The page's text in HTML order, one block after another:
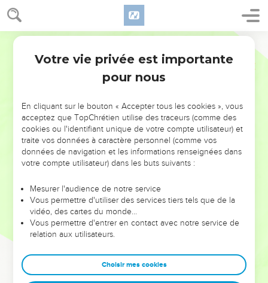
NE MANQUEZ PAS L’ÉVÉNEMENT
DE L’ANNÉE !
ET SI LEURS ERREURS POUVAIENT VOUS ÉVITER LES
VOTRES ?
leur foi ou leur vision. Mais on voit moins les doutes, les erreurs
et les saisons difficiles qu'ils ont traversés, alors même que ce
sont elles qui les ont façonnés.
Dans cette conférence, leaders, entrepreneurs, et responsables
clés pour avancer avec plus de sagesse afin que leurs erreurs
deviennent vos tremplins. Que vous guidiez un ministère, une
Votre vie privée est importante
pour nous
En cliquant sur le bouton « Accepter tous les cookies », vous
acceptez que TopChrétien utilise des traceurs (comme des
cookies ou l'identifiant unique de votre compte utilisateur) et
traite vos données à caractère personnel (comme vos
données de navigation et les informations renseignées dans
votre compte utilisateur) dans les buts suivants :
Mesurer l'audience de notre service
Vous permettre d'utiliser des services tiers tels que de la
vidéo, des cartes du monde…
Vous permettre d'entrer en contact avec notre service de
relation aux utilisateurs.
Choisir mes cookies